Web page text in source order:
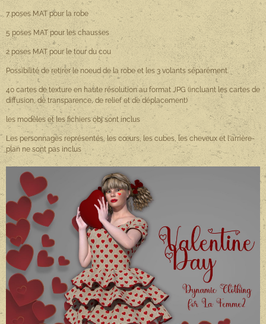
7 poses MAT pour la robe
5 poses MAT pour les chausses
2 poses MAT pour le tour du cou
Possibilité de retirer le noeud de la robe et les 3 volants séparément.
40 cartes de texture en haute résolution au format JPG (incluant les cartes de
diffusion, de transparence, de relief et de déplacement)
les modèles et les fichiers obj sont inclus
Les personnages représentés, les cœurs, les cubes, les cheveux et l'arrière-
plan ne sont pas inclus